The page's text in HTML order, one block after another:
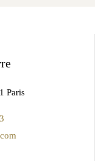
Paris